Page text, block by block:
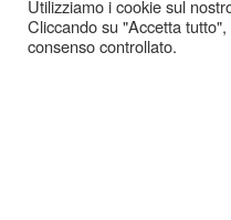
Utilizziamo i cookie sul
Cliccando su "Accetta
consenso controllato.